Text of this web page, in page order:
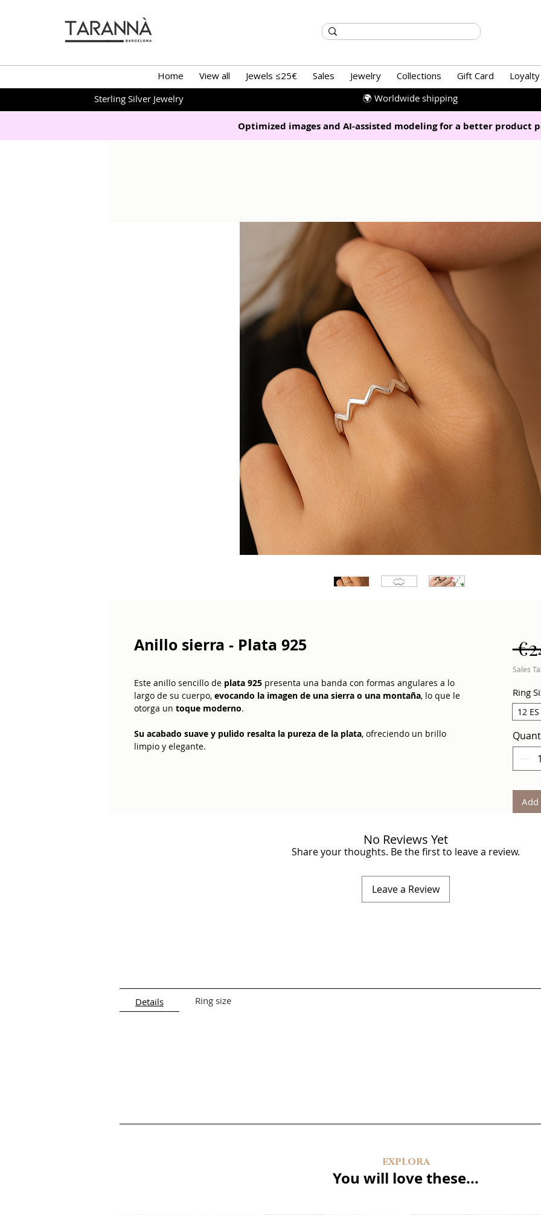
Home View all Jewels ≤25€ Sales Jewelry Collections Gift Card
Sterling Silver Jewelry
🌍 Worldwide shipping
Anillo sierra - Plata 925
Este anillo sencillo de plata 925 presenta una banda con formas angulares a lo
largo de su cuerpo, evocando la imagen de una sierra o una montaña, lo que le
otorga un toque moderno.
Su acabado suave y pulido resalta la pureza de la plata, ofreciendo un brillo
limpio y elegante.
Sales
Ring
12 ES
Add
No Reviews Yet
Share your thoughts. Be the first to leave a review.
Leave a Review
Optimized images and AI-assisted modeling for a better product
Details Ring size
explora
You will love these...